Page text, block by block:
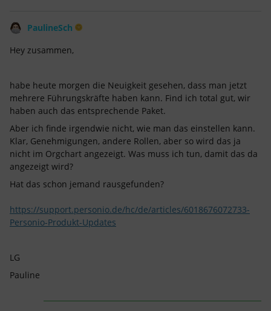
PaulineSch
Hey zusammen,
habe heute morgen die Neuigkeit gesehen, dass man jetzt
mehrere Führungskräfte haben kann. Find ich total gut, wir
haben auch das entsprechende Paket.
Aber ich finde irgendwie nicht, wie man das einstellen kann.
Klar, Genehmigungen, andere Rollen, aber so wird das ja
nicht im Orgchart angezeigt. Was muss ich tun, damit das da
angezeigt wird?
Hat das schon jemand rausgefunden?
https://support.personio.de/hc/de/articles/6018676072733-
Personio-Produkt-Updates
LG
Pauline